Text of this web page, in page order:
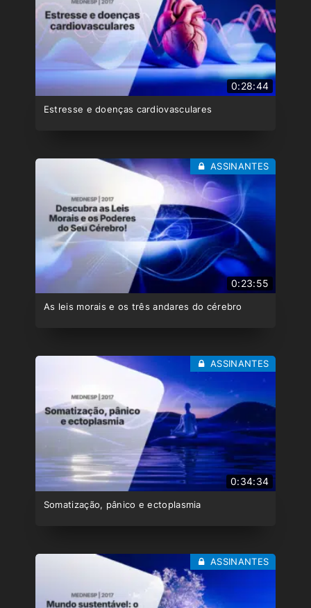
0:28:44
Estresse e doenças cardiovasculares
0:23:55
As leis morais e os três andares do cérebro
ASSINANTES
0:34:34
Somatização, pânico e ectoplasmia
ASSINANTES
ASSINANTES